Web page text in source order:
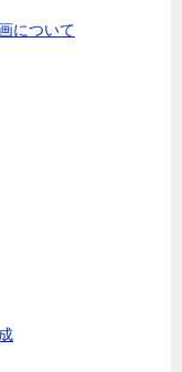
について